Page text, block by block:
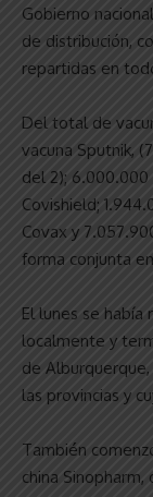
Gobierno
de distribución,
repartidas en
Del total de
vacuna Sputnik,
del 2); 6.000.000
Covishield;
Covax y
forma conjunta
El lunes se había
localmente y
de
las provincias y
También
china